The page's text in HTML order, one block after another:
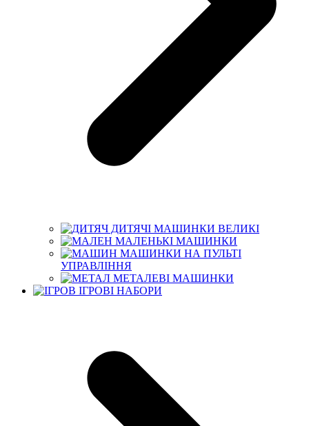
ДИТЯЧІ МАШИНКИ ВЕЛИКІ
МАЛЕНЬКІ МАШИНКИ
МАШИНКИ НА ПУЛЬТІ
УПРАВЛІННЯ
МЕТАЛЕВІ МАШИНКИ
ІГРОВІ НАБОРИ